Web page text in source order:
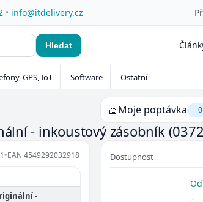
• info@itdelivery.cz
Hledat
GPS, IoT Software Ostatní
🧺Moje poptávka 0
- inkoustový zásobník
•EAN 4549292032918
-
Dostupnost
Od